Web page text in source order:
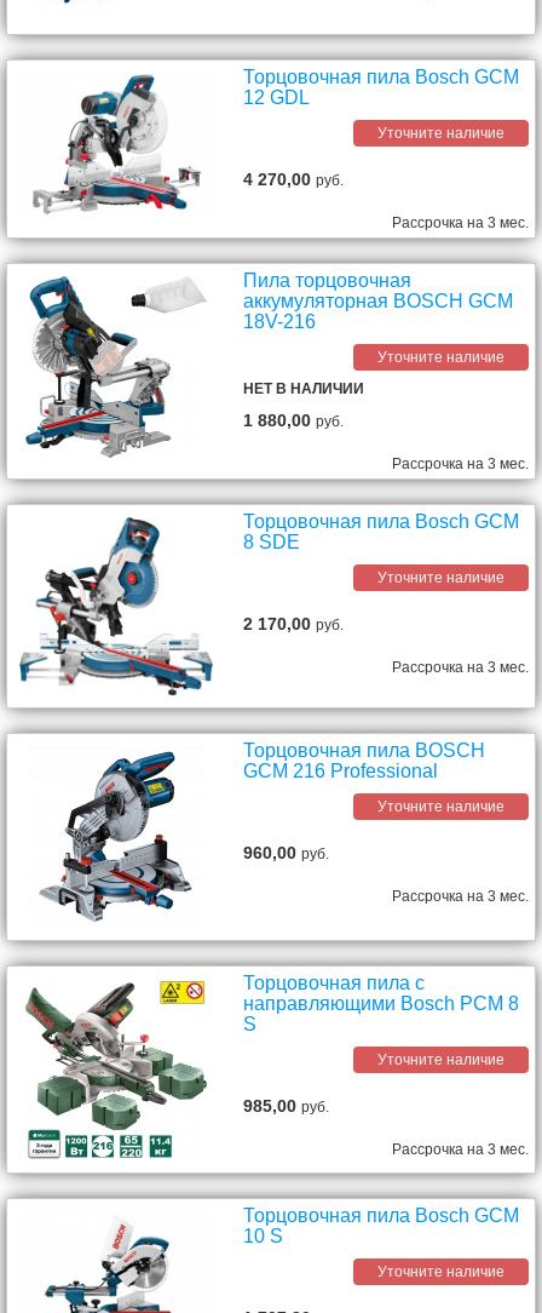
Торцовочная пила Bosch GCM
12 GDL
Уточните наличие
4 270,00руб.
Рассрочка на 3 мес.
Пила торцовочная
аккумуляторная BOSCH GCM
18V-216
Уточните наличие
НЕТ В НАЛИЧИИ
1 880,00руб.
Рассрочка на 3 мес.
Торцовочная пила Bosch GCM
8 SDE
Уточните наличие
2 170,00руб.
Рассрочка на 3 мес.
Торцовочная пила BOSCH
GCM 216 Professional
Уточните наличие
960,00руб.
Рассрочка на 3 мес.
Торцовочная пила с
направляющими Bosch PCM 8
S
Уточните наличие
985,00руб.
Рассрочка на 3 мес.
Торцовочная пила Bosch GCM
10 S
Уточните наличие